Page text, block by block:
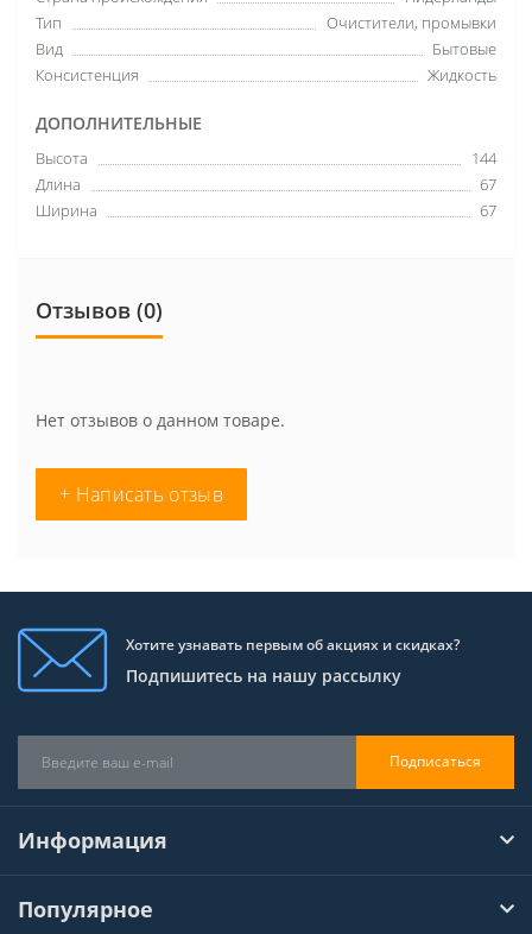
Тип
Очистители, промывки
Вид
Бытовые
Консистенция
Жидкость
ДОПОЛНИТЕЛЬНЫЕ
Высота
144
Длина
67
Ширина
67
Отзывов (0)
Нет отзывов о данном товаре.
+ Написать отзыв
Хотите узнавать первым об акциях и скидках?
Подпишитесь на нашу рассылку
Подписаться
Информация
Популярное